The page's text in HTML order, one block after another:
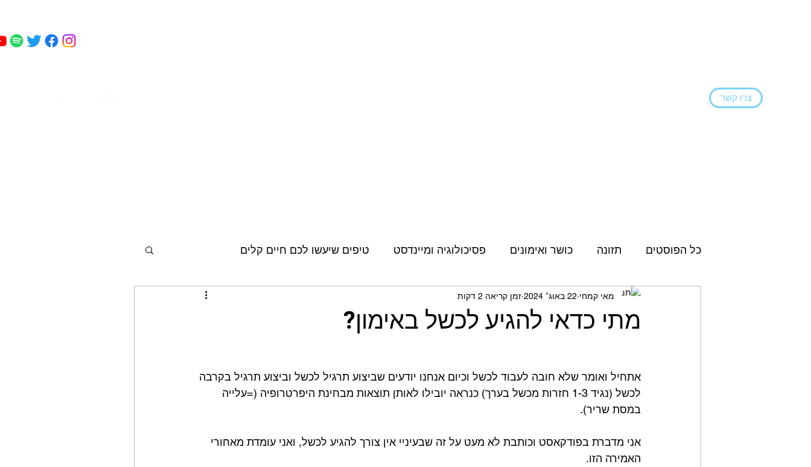
צרו קשר
כל הפוסטים תזונה כושר ואימונים פסיכולוגיה ומיינדסט טיפים שיעשו לכם חיים קלים
מאמני כושר חשיבה ביקורתית ומחקרים
מתי כדאי להגיע לכשל באימון?
מאי קמחי 22 באוג׳ 2024 זמן קריאה 2 דקות
אתחיל ואומר שלא חובה לעבוד לכשל וכיום אנחנו יודעים שביצוע תרגיל לכשל וביצוע תרגיל בקרבה
לכשל (נגיד 1-3 חזרות מכשל בערך) כנראה יובילו לאותן תוצאות מבחינת היפרטרופיה (=עלייה
במסת שריר).⁣
אני מדברת בפודקאסט וכותבת לא מעט על זה שבעיניי אין צורך להגיע לכשל, ואני עומדת מאחורי
האמירה הזו.⁣